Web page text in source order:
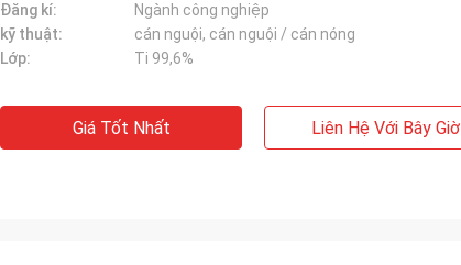
Đăng kí:
Ngành công nghiệp
kỹ thuật:
cán nguội, cán nguội / cán nóng
Lớp:
Ti 99,6%
Giá Tốt Nhất Liên Hệ Với Bây Giờ